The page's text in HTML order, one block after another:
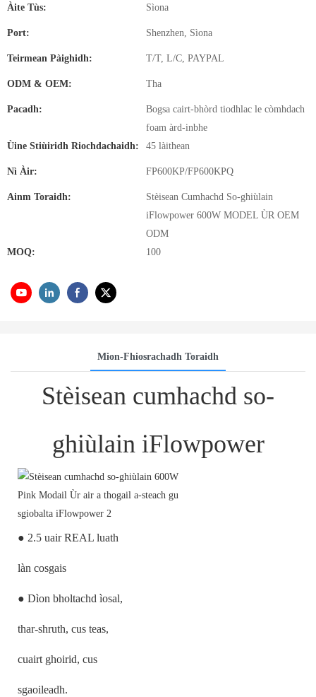
Àite Tùs:
Sìona
Port: Shenzhen, Sìona
Teirmean Pàighidh: T/T, L/C, PAYPAL
ODM & OEM: Tha
Pacadh:
Bogsa cairt-bhòrd tiodhlac le còmhdach
foam àrd-inbhe
Ùine Stiùiridh Riochdachaidh:
45 làithean
Nì Àir: FP600KP/FP600KPQ
Ainm Toraidh:
Stèisean Cumhachd So-ghiùlain
iFlowpower 600W MODEL ÙR OEM
ODM
MOQ:
100
Mion-Fhiosrachadh Toraidh
Stèisean cumhachd so-
ghiùlain iFlowpower
● 2.5 uair REAL luath
làn cosgais
● Dìon bholtachd ìosal,
thar-shruth, cus teas,
cuairt ghoirid, cus
sgaoileadh.